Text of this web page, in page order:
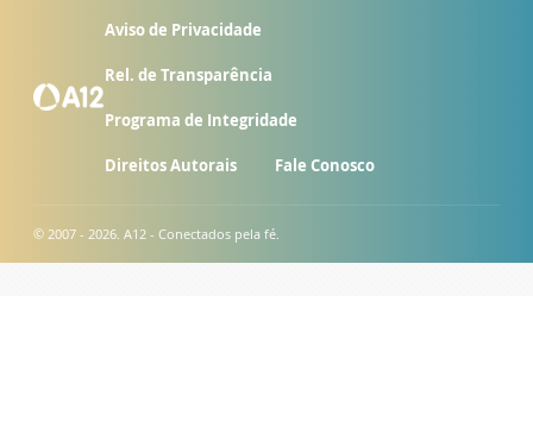
Aviso de Privacidade
Rel. de Transparência
Programa de Integridade
Direitos Autorais Fale Conosco
© 2007 - 2026. A12 - Conectados pela fé.